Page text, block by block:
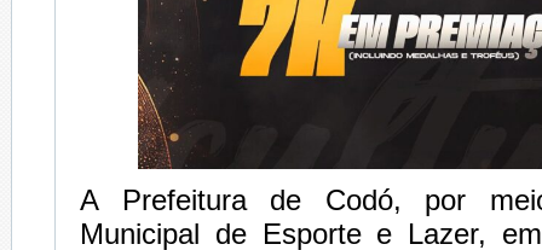
A Prefeitura de Codó, por
Municipal de Esporte e Lazer,